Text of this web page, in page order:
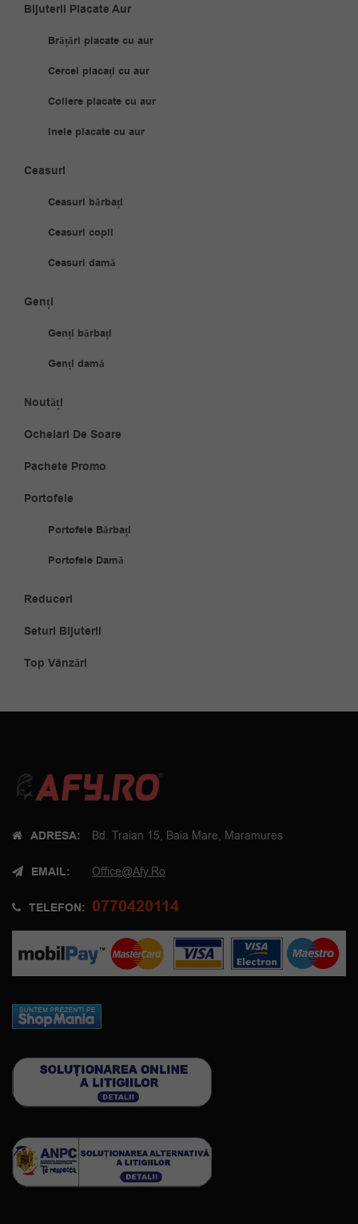
Bijuterii Placate Aur
Brățări placate cu aur
Cercei placați cu aur
Coliere placate cu aur
Inele placate cu aur
Ceasuri
Ceasuri bărbați
Ceasuri copii
Ceasuri damă
Genți
Genți bărbați
Genți damă
Noutăți
Ochelari De Soare
Pachete Promo
Portofele
Portofele Bărbați
Portofele Damă
Reduceri
Seturi Bijuterii
Top Vânzări
ADRESA: Bd. Traian 15, Baia Mare, Maramures
EMAIL: Office@afy.ro
TELEFON: 0770420114